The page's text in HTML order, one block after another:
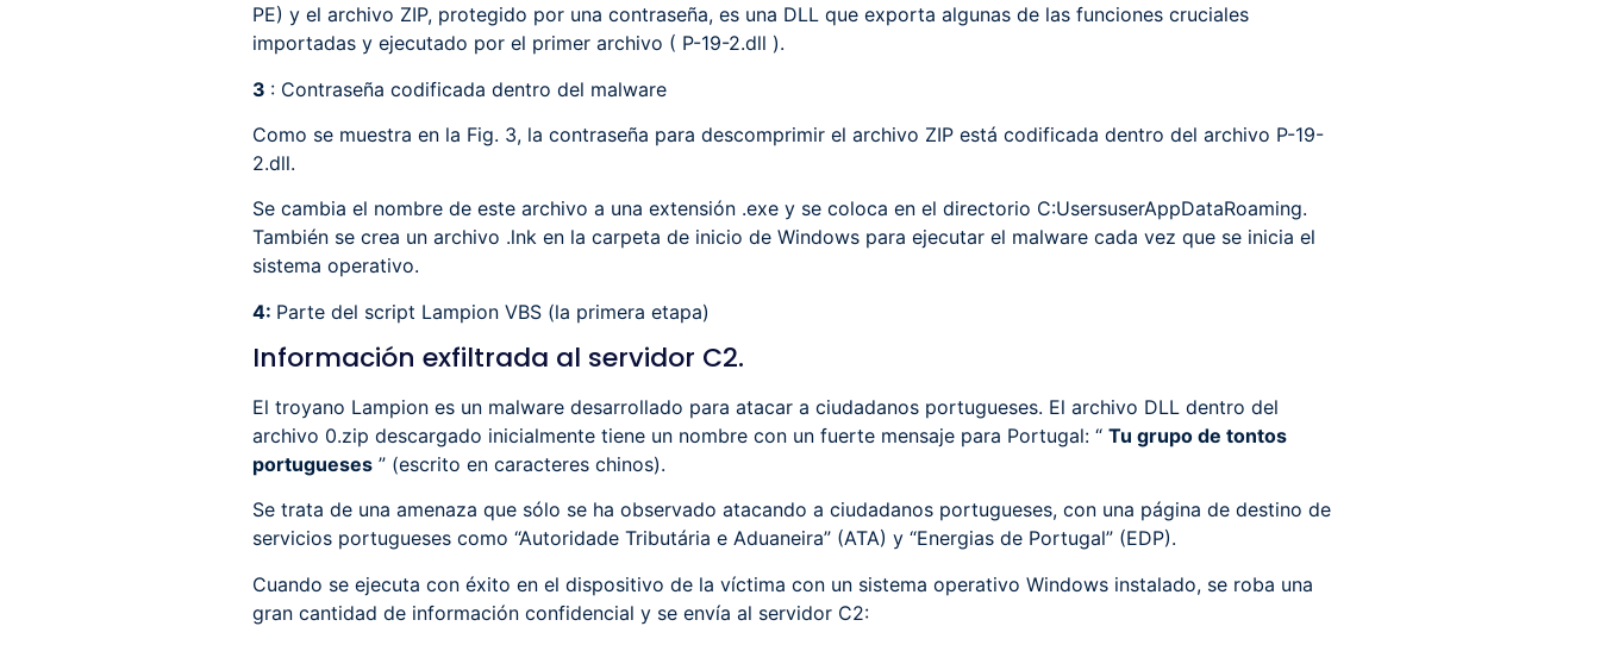
PE) y el archivo ZIP, protegido por una contraseña, es una DLL que exporta algunas de las funciones cruciales
importadas y ejecutado por el primer archivo ( P-19-2.dll ).
3 : Contraseña codificada dentro del malware
Como se muestra en la Fig. 3, la contraseña para descomprimir el archivo ZIP está codificada dentro del archivo P-19-
2.dll.
Se cambia el nombre de este archivo a una extensión .exe y se coloca en el directorio C:UsersuserAppDataRoaming.
También se crea un archivo .lnk en la carpeta de inicio de Windows para ejecutar el malware cada vez que se inicia el
sistema operativo.
4: Parte del script Lampion VBS (la primera etapa)
Información exfiltrada al servidor C2.
El troyano Lampion es un malware desarrollado para atacar a ciudadanos portugueses. El archivo DLL dentro del
archivo 0.zip descargado inicialmente tiene un nombre con un fuerte mensaje para Portugal: “ Tu grupo de tontos
portugueses ” (escrito en caracteres chinos).
Se trata de una amenaza que sólo se ha observado atacando a ciudadanos portugueses, con una página de destino de
servicios portugueses como “Autoridade Tributária e Aduaneira” (ATA) y “Energias de Portugal” (EDP).
Cuando se ejecuta con éxito en el dispositivo de la víctima con un sistema operativo Windows instalado, se roba una
gran cantidad de información confidencial y se envía al servidor C2: